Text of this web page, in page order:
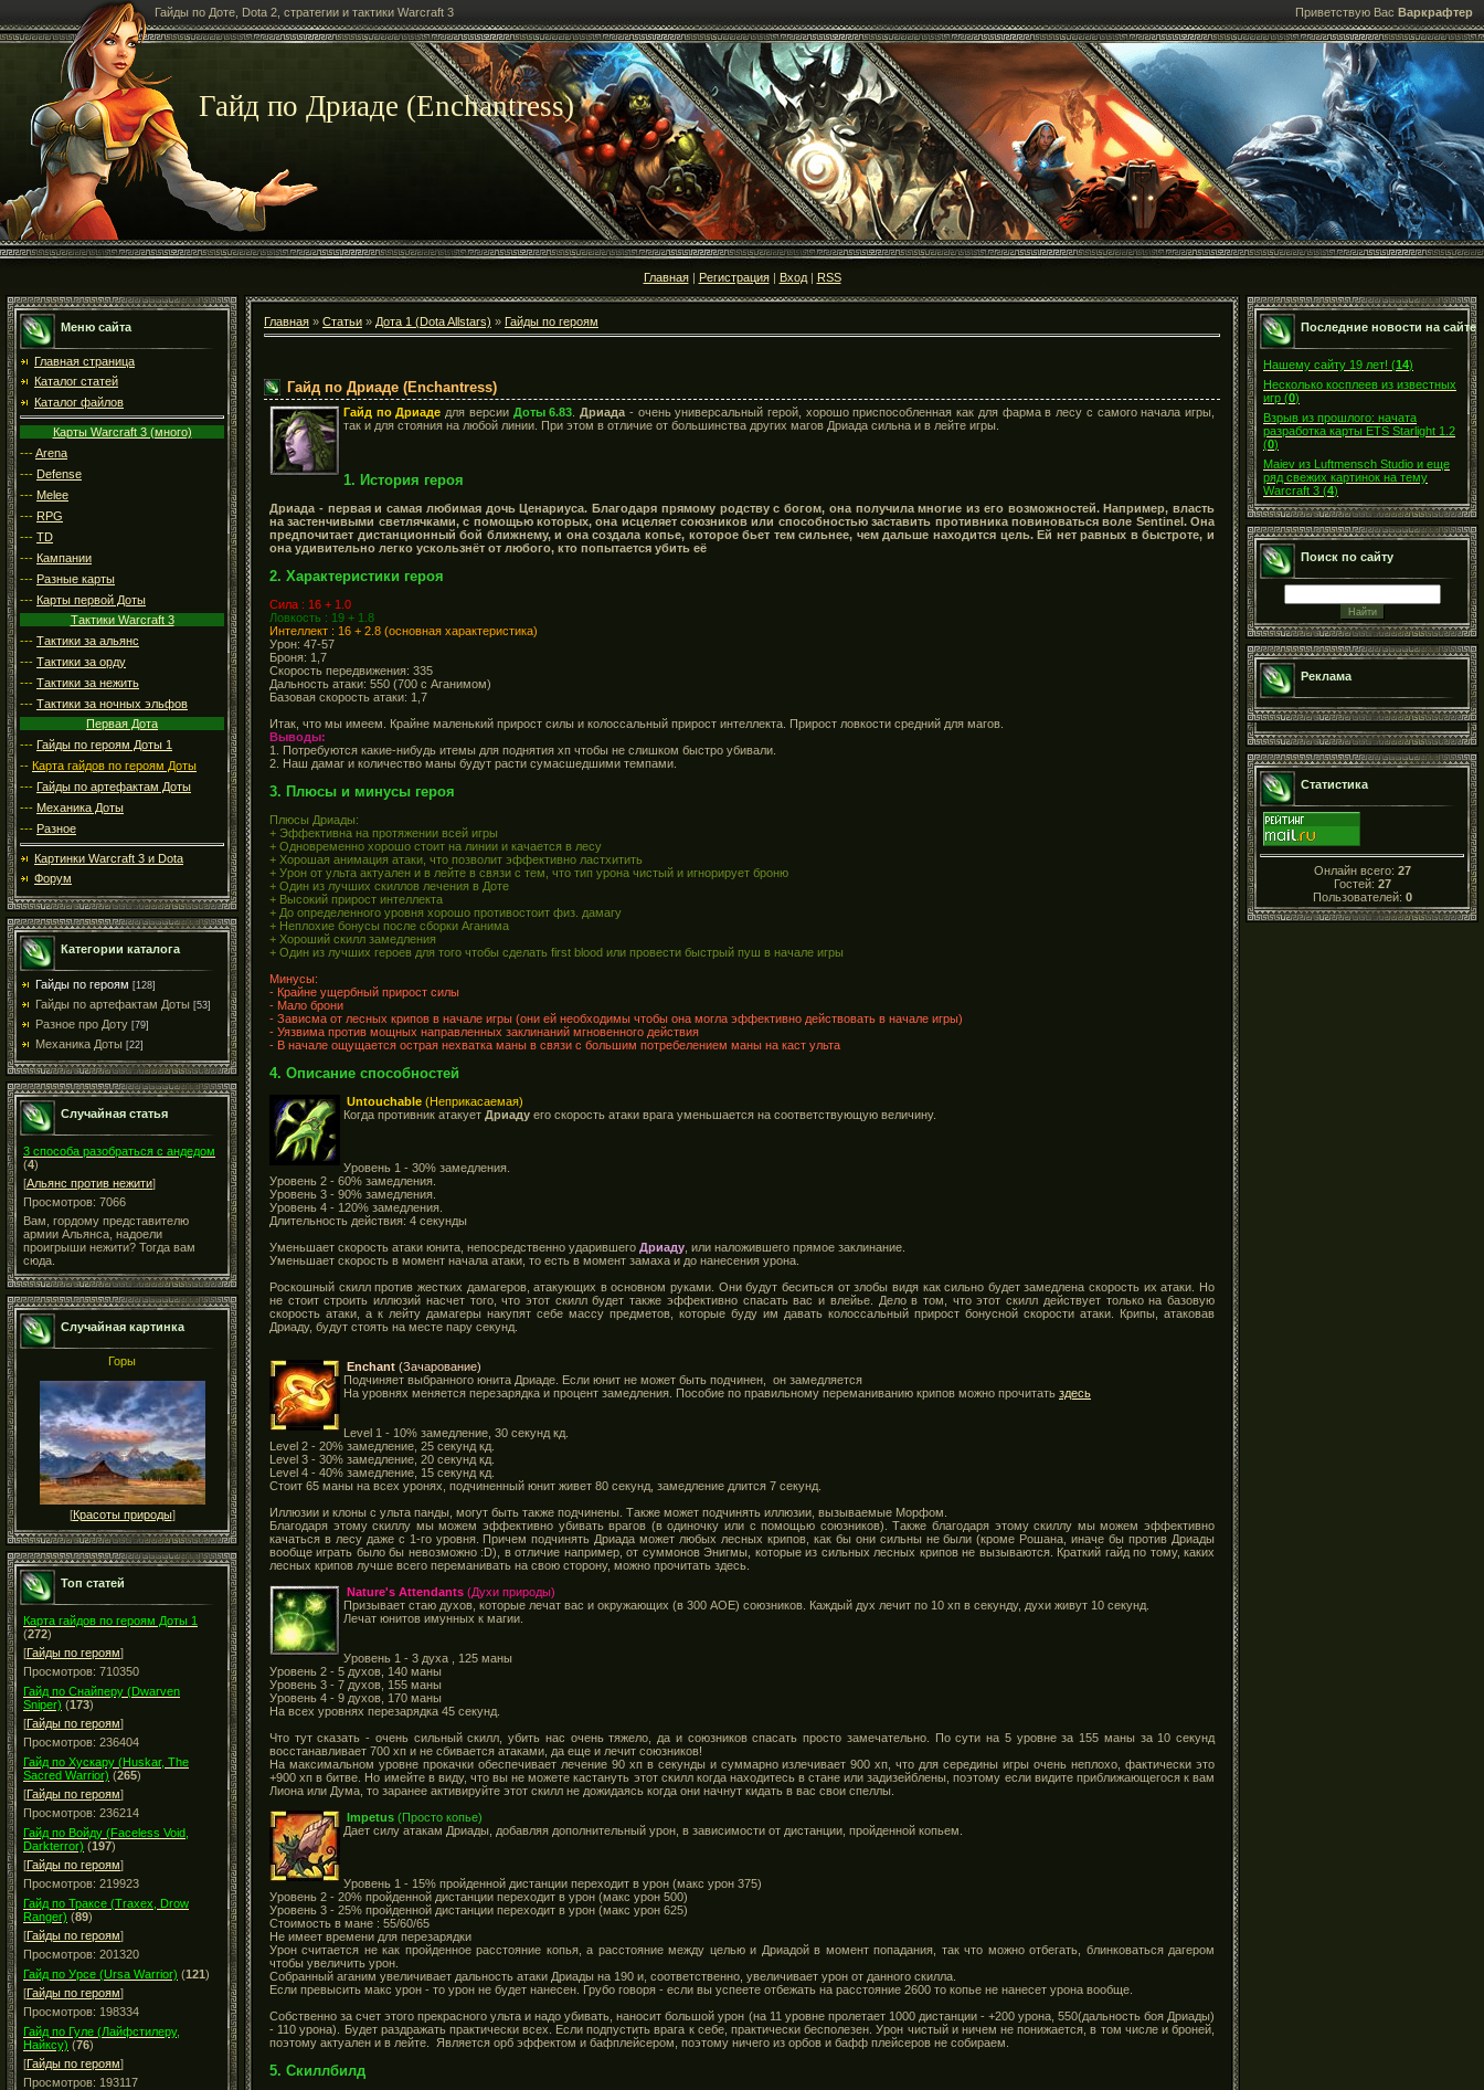
Гайды по Доте, Dota 2, стратегии и тактики Warcraft 3 Приветствую Вас Варкрафтер
Гайд по Дриаде (Enchantress)
Главная| Регистрация| Вход| RSS
Меню сайта
Главная страница
Каталог статей
Каталог файлов
Карты Warcraft 3 (много)
---Arena
--- Defense
--- Melee
--- RPG
--- TD
--- Кампании
--- Разные карты
--- Карты первой Доты
Тактики Warcraft 3
--- Тактики за альянс
--- Тактики за орду
--- Тактики за нежить
--- Тактики за ночных эльфов
Первая Дота
--- Гайды по героям Доты 1
-- Карта гайдов по героям Доты
--- Гайды по артефактам Доты
--- Механика Доты
--- Разное
Картинки Warcraft 3 и Dota
Форум
Категории каталога
Гайды по героям [128]
Гайды по артефактам Доты [53]
Разное про Доту [79]
Механика Доты [22]
Случайная статья
3 способа разобраться с андедом
(4)
[Альянс против нежити]
Просмотров: 7066
Вам, гордому представителю
армии Альянса, надоели
проигрыши нежити? Тогда вам
сюда.
Случайная картинка
Горы
[Красоты природы]
Топ статей
Карта гайдов по героям Доты 1
(272)
[Гайды по героям]
Просмотров: 710350
Гайд по Снайперу (Dwarven
Sniper) (173)
[Гайды по героям]
Просмотров: 236404
Гайд по Хускару (Huskar, The
Sacred Warrior) (265)
[Гайды по героям]
Просмотров: 236214
Гайд по Войду (Faceless Void,
Darkterror) (197)
[Гайды по героям]
Просмотров: 219923
Гайд по Траксе (Traxex, Drow
Ranger) (89)
[Гайды по героям]
Просмотров: 201320
Гайд по Урсе (Ursa Warrior) (121)
[Гайды по героям]
Просмотров: 198334
Гайд по Гуле (Лайфстилеру,
Найксу) (76)
[Гайды по героям]
Просмотров: 193117
Главная » Статьи » Дота 1 (Dota Allstars) » Гайды по героям
Гайд по Дриаде (Enchantress)
Гайд по Дриаде для версии Доты 6.83 .Дриада - очень универсальный герой, хорошо приспособленная как для фарма в лесу с самого начала игры,
так и для стояния на любой линии. При этом в отличие от большинства других магов Дриада сильна и в лейте игры.
1. История героя
Дриада - первая и самая любимая дочь Ценариуса. Благодаря прямому родству с богом, она получила многие из его возможностей. Например, власть
на застенчивыми светлячками, с помощью которых, она исцеляет союзников или способностью заставить противника повиноваться воле Sentinel. Она
предпочитает дистанционный бой ближнему, и она создала копье, которое бьет тем сильнее, чем дальше находится цель. Ей нет равных в быстроте, и
она удивительно легко ускользнёт от любого, кто попытается убить её
2. Характеристики героя
Сила : 16 + 1.0
Ловкость : 19 + 1.8
Интеллект : 16 + 2.8 (основная характеристика)
Урон: 47-57
Броня: 1,7
Скорость передвижения: 335
Дальность атаки: 550 (700 с Аганимом)
Базовая скорость атаки: 1,7
Итак, что мы имеем. Крайне маленький прирост силы и колоссальный прирост интеллекта. Прирост ловкости средний для магов.
Выводы:
1. Потребуются какие-нибудь итемы для поднятия хп чтобы не слишком быстро убивали.
2. Наш дамаг и количество маны будут расти сумасшедшими темпами.
3. Плюсы и минусы героя
Плюсы Дриады:
+ Эффективна на протяжении всей игры
+ Одновременно хорошо стоит на линии и качается в лесу
+ Хорошая анимация атаки, что позволит эффективно ластхитить
+ Урон от ульта актуален и в лейте в связи с тем, что тип урона чистый и игнорирует броню
+ Один из лучших скиллов лечения в Доте
+ Высокий прирост интеллекта
+ До определенного уровня хорошо противостоит физ. дамагу
+ Неплохие бонусы после сборки Аганима
+ Хороший скилл замедления
+ Один из лучших героев для того чтобы сделать first blood или провести быстрый пуш в начале игры
Минусы:
- Крайне ущербный прирост силы
- Мало брони
- Зависма от лесных крипов в начале игры (они ей необходимы чтобы она могла эффективно действовать в начале игры)
- Уязвима против мощных направленных заклинаний мгновенного действия
- В начале ощущается острая нехватка маны в связи с большим потребелением маны на каст ульта
4. Описание способностей
Untouchable (Неприкасаемая)
Когда противник атакует Дриаду его скорость атаки врага уменьшается на соответствующую величину.
Уровень 1 - 30% замедления.
Уровень 2 - 60% замедления.
Уровень 3 - 90% замедления.
Уровень 4 - 120% замедления.
Длительность действия: 4 секунды
Уменьшает скорость атаки юнита, непосредственно ударившего Дриаду , или наложившего прямое заклинание.
Уменьшает скорость в момент начала атаки, то есть в момент замаха и до нанесения урона.
Роскошный скилл против жестких дамагеров, атакующих в основном руками. Они будут беситься от злобы видя как сильно будет замедлена скорость их атаки. Но
не стоит строить иллюзий насчет того, что этот скилл будет также эффективно спасать вас и влейье. Дело в том, что этот скилл действует только на базовую
скорость атаки, а к лейту дамагеры накупят себе массу предметов, которые буду им давать колоссальный прирост бонусной скорости атаки. Крипы, атаковав
Дриаду, будут стоять на месте пару секунд.
Enchant (Зачарование)
Подчиняет выбранного юнита Дриаде. Если юнит не может быть подчинен, он замедляется
На уровнях меняется перезарядка и процент замедления. Пособие по правильному переманиванию крипов можно прочитать здесь
Level 1 - 10% замедление, 30 секунд кд.
Level 2 - 20% замедление, 25 секунд кд.
Level 3 - 30% замедление, 20 секунд кд.
Level 4 - 40% замедление, 15 секунд кд.
Стоит 65 маны на всех уронях, подчиненный юнит живет 80 секунд, замедление длится 7 секунд.
Иллюзии и клоны с ульта панды, могут быть также подчинены. Также может подчинять иллюзии, вызываемые Морфом.
Благодаря этому скиллу мы можем эффективно убивать врагов (в одиночку или с помощью союзников). Также благодаря этому скиллу мы можем эффективно
качаться в лесу даже с 1-го уровня. Причем подчинять Дриада может любых лесных крипов, как бы они сильны не были (кроме Рошана, иначе бы против Дриады
вообще играть было бы невозможно :D), в отличие например, от суммонов Энигмы, которые из сильных лесных крипов не вызываются. Краткий гайд по тому, каких
лесных крипов лучше всего переманивать на свою сторону, можно прочитать здесь.
Nature's Attendants (Духи природы)
Призывает стаю духов, которые лечат вас и окружающих (в 300 АОЕ) союзников. Каждый дух лечит по 10 хп в секунду, духи живут 10 секунд.
Лечат юнитов имунных к магии.
Уровень 1 - 3 духа , 125 маны
Уровень 2 - 5 духов, 140 маны
Уровень 3 - 7 духов, 155 маны
Уровень 4 - 9 духов, 170 маны
На всех уровнях перезарядка 45 секунд.
Что тут сказать - очень сильный скилл, убить нас очень тяжело, да и союзников спасать просто замечательно. По сути на 5 уровне за 155 маны за 10 секунд
восстанавливает 700 хп и не сбивается атаками, да еще и лечит союзников!
На максимальном уровне прокачки обеспечивает лечение 90 хп в секунды и суммарно излечивает 900 хп, что для середины игры очень неплохо, фактически это
+900 хп в битве. Но имейте в виду, что вы не можете кастануть этот скилл когда находитесь в стане или задизейблены, поэтому если видите приближающегося к вам
Лиона или Дума, то заранее активируйте этот скилл не дожидаясь когда они начнут кидать в вас свои спеллы.
Impetus (Просто копье)
Дает силу атакам Дриады, добавляя дополнительный урон, в зависимости от дистанции, пройденной копьем.
Уровень 1 - 15% пройденной дистанции переходит в урон (макс урон 375)
Уровень 2 - 20% пройденной дистанции переходит в урон (макс урон 500)
Уровень 3 - 25% пройденной дистанции переходит в урон (макс урон 625)
Стоимость в мане : 55/60/65
Не имеет времени для перезарядки
Урон считается не как пройденное расстояние копья, а расстояние между целью и Дриадой в момент попадания, так что можно отбегать, блинковаться дагером
чтобы увеличить урон.
Собранный аганим увеличивает дальность атаки Дриады на 190 и, соответственно, увеличивает урон от данного скилла.
Если превысить макс урон - то урон не будет нанесен. Грубо говоря - если вы успеете отбежать на расстояние 2600 то копье не нанесет урона вообще.
Собственно за счет этого прекрасного ульта и надо убивать, наносит большой урон (на 11 уровне пролетает 1000 дистанции - +200 урона, 550(дальность боя Дриады)
- 110 урона). Будет раздражать практически всех. Если подпустить врага к себе, практически бесполезен. Урон чистый и ничем не понижается, в том числе и броней,
поэтому актуален и в лейте. Является орб эффектом и бафплейсером, поэтому ничего из орбов и бафф плейсеров не собираем.
5. Скиллбилд
Последние новости на сайте
Нашему сайту 19 лет! (14)
Несколько косплеев из известных
игр (0)
Взрыв из прошлого: начата
разработка карты ETS Starlight 1.2
(0)
Maiev из Luftmensch Studio и еще
ряд свежих картинок на тему
Warcraft 3 (4)
Поиск по сайту
Реклама
Статистика
Онлайн всего: 27
Гостей: 27
Пользователей: 0